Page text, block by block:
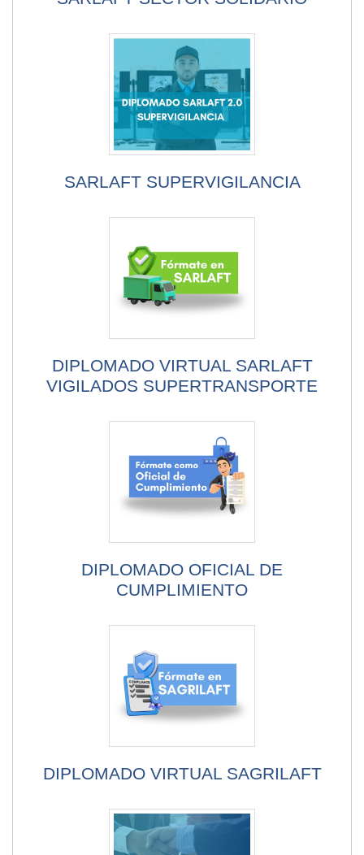
SARLAFT SUPERVIGILANCIA
DIPLOMADO VIRTUAL SARLAFT
VIGILADOS SUPERTRANSPORTE
DIPLOMADO OFICIAL DE
CUMPLIMIENTO
DIPLOMADO VIRTUAL SAGRILAFT